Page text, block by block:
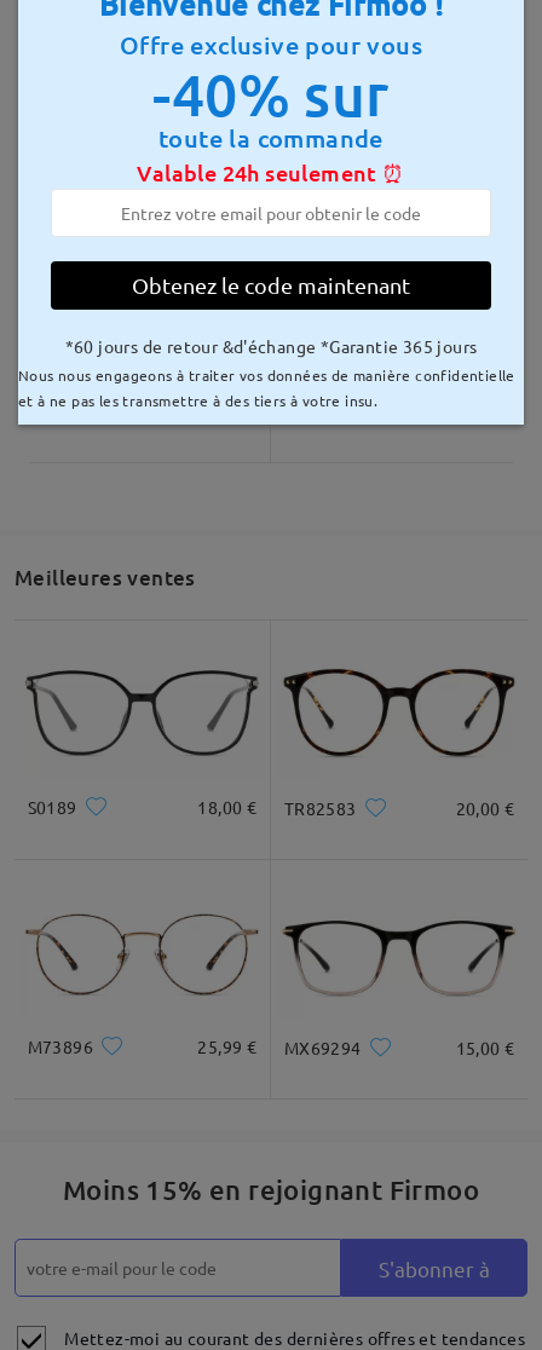
8-15 jours ouvrables détails
41,99 € BaddieT22
Bay007 39,99 € Bay010
Meilleures ventes
S0189 18,00 € TR82583 20,00 €
M73896 25,99 € MX69294 15,00 €
Moins 15% en rejoignant Firmoo
S'abonner à
Mettez-moi au courant des dernières offres et tendances
Offre exclusive pour vous
-40% sur
toute la commande
Valable 24h seulement ⏰
Obtenez le code maintenant
*60 jours de retour &d'échange *Garantie 365 jours
Nous nous engageons à traiter vos données de manière confidentielle
et à ne pas les transmettre à des tiers à votre insu.